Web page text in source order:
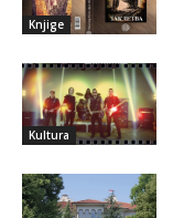
Knjige
Kultura